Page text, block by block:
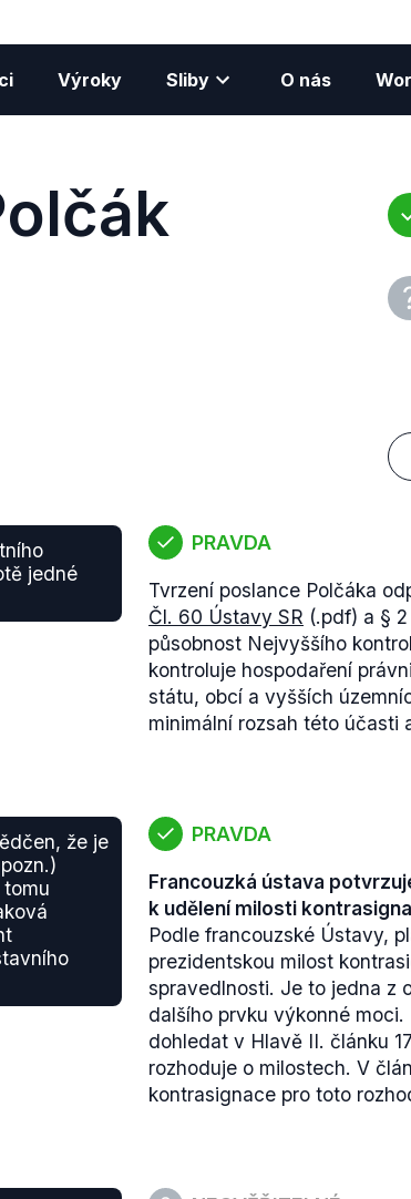
Výroky Sliby O nás
jedné
PRAVDA
Tvrzení poslance Polčáka
Čl. 60 Ústavy SR (.pdf) a §
působnost Nejvyššího
kontroluje hospodaření
státu, obcí a vyšších
minimální rozsah této účasti
že je
PRAVDA
Francouzká ústava
k udělení milosti
Podle francouzské Ústavy,
prezidentskou milost
spravedlnosti. Je to jedna z
dalšího prvku výkonné
dohledat v Hlavě II. článku
rozhoduje o milostech. V
kontrasignace pro toto